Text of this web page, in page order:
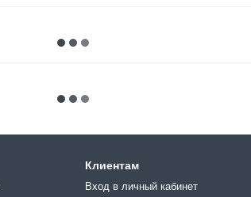
Клиентам
Вход в личный кабинет